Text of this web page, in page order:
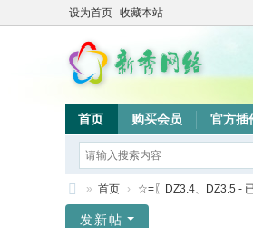
设为首页 收藏本站
首页 购买会员 官方插
» 首页 › ☆=〖DZ3.4、DZ3.5 -
发新帖